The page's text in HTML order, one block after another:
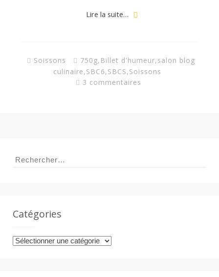
Lire la suite…
Soissons 750g, Billet d'humeur,salon blog
culinaire,SBC6,SBCS,Soissons
3 commentaires
Rechercher :
Catégories
Catégories